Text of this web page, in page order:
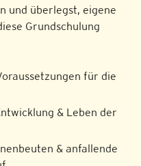
und überlegst, eigene
Grundschulung
für die
& Leben der
& anfallende